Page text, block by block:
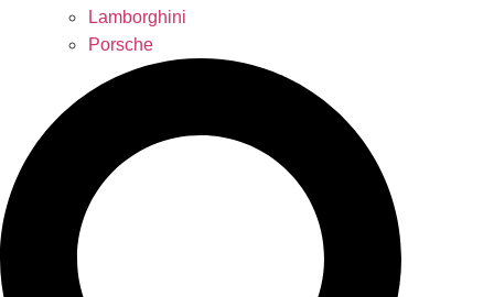
Lamborghini
Porsche